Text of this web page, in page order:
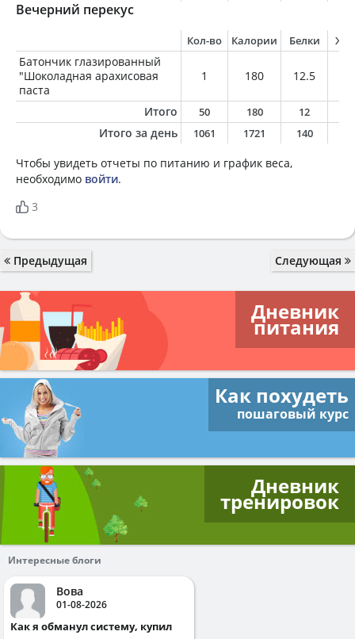
Вечерний перекус
Кол-во Калории Белки
Батончик глазированный
"Шоколадная арахисовая
паста
1 180 12.5
Итого 50 180 12
Итого за день 1061 1721 140
Чтобы увидеть отчеты по питанию и график веса,
необходимо войти.
3
Предыдущая Следующая
Дневник
питания
Как похудеть
пошаговый курс
Дневник
тренировок
Интересные блоги
Вова
01-08-2026
Как я обманул систему, купил